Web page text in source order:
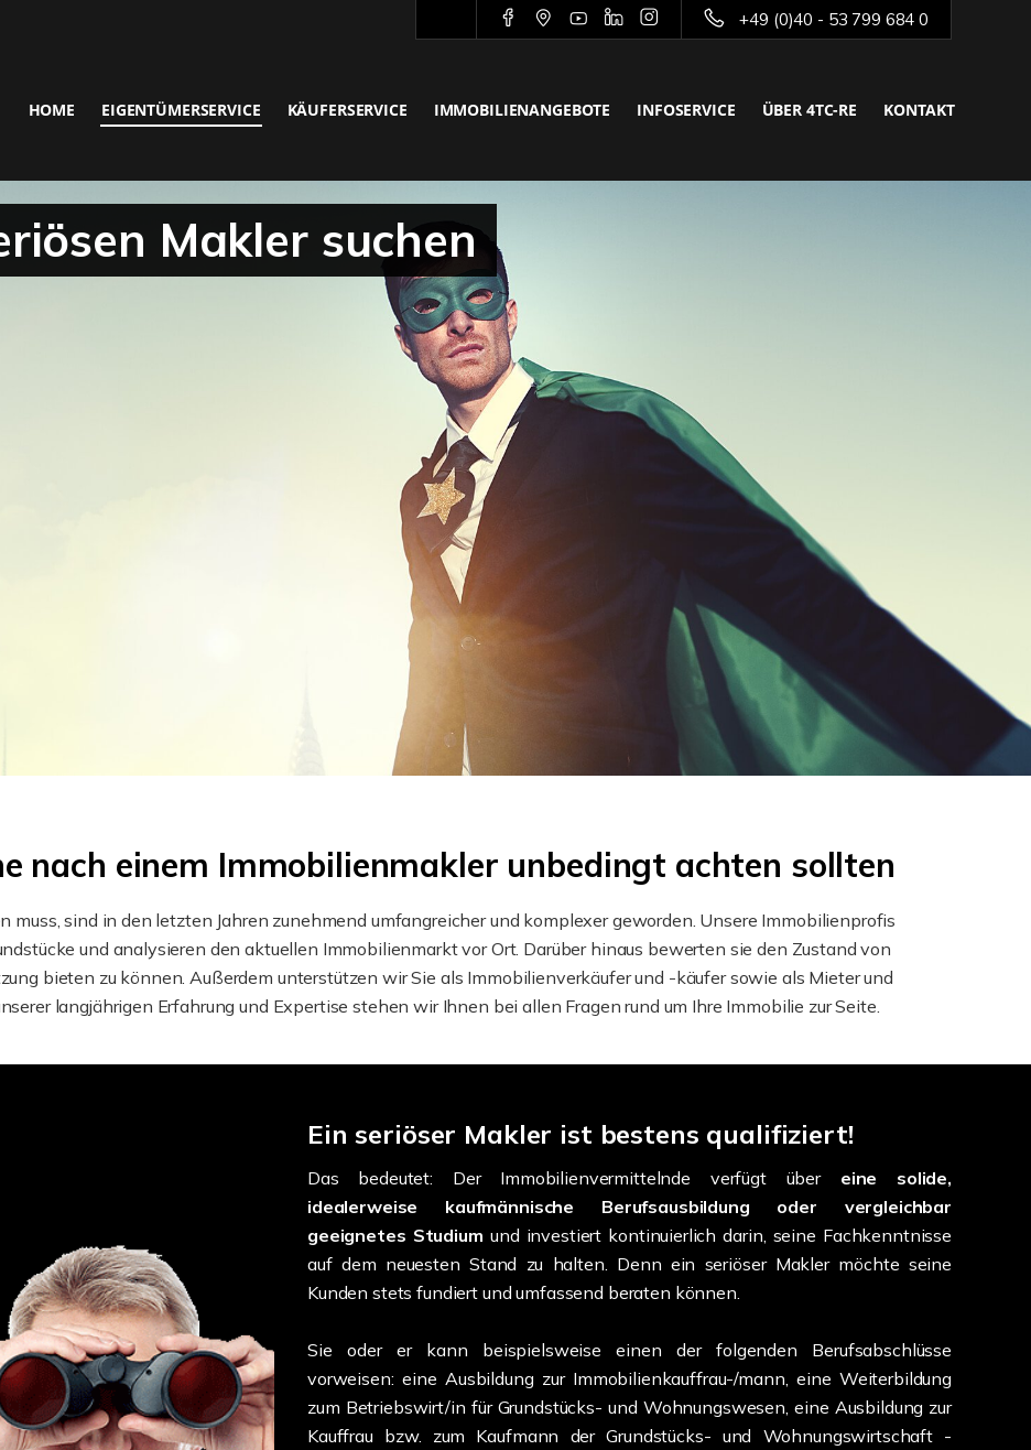
+49 (0)40 - 53 799 684 0
HOME EIGENTÜMERSERVICE KÄUFERSERVICE IMMOBILIENANGEBOTE INFOSERVICE ÜBER 4TC-RE KONTAKT
Makler suchen
nach einem Immobilienmakler unbedingt achten sollten
muss, sind in den letzten Jahren zunehmend umfangreicher und komplexer geworden. Unsere Immobilienprofis
und analysieren den aktuellen Immobilienmarkt vor Ort. Darüber hinaus bewerten sie den Zustand von
bieten zu können. Außerdem unterstützen wir Sie als Immobilienverkäufer und -käufer sowie als Mieter und
langjährigen Erfahrung und Expertise stehen wir Ihnen bei allen Fragen rund um Ihre Immobilie zur Seite.
Ein seriöser Makler ist bestens qualifiziert!
Das bedeutet: Der Immobilienvermittelnde verfügt über eine solide,
idealerweise kaufmännische Berufsausbildung oder vergleichbar
geeignetes Studium und investiert kontinuierlich darin, seine Fachkenntnisse
auf dem neuesten Stand zu halten. Denn ein seriöser Makler möchte seine
Kunden stets fundiert und umfassend beraten können.
Sie oder er kann beispielsweise einen der folgenden Berufsabschlüsse
vorweisen: eine Ausbildung zur Immobilienkauffrau-/mann, eine Weiterbildung
zum Betriebswirt/in für Grundstücks- und Wohnungswesen, eine Ausbildung zur
Kauffrau bzw. zum Kaufmann der Grundstücks- und Wohnungswirtschaft -